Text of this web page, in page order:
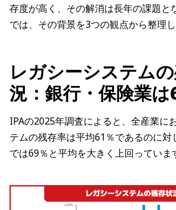
存度が高く、その解消は長年の課題と
では、その背景を3つの観点から整理し
レガシーシステム
況：銀行・保険業
IPAの2025年調査によると、全産業に
テムの残存率は平均61％であるのに対
では69％と平均を大きく上回っていま